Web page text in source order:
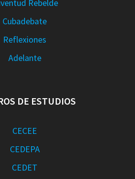
Rebelde
Cubadebate
Reflexiones
Adelante
DE ESTUDIOS
CECEE
CEDEPA
CEDET